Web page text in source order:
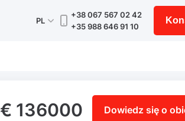
PL
+38 067 567 02 42
+35 988 646 91 10
€ 136000 Dowiedz się o